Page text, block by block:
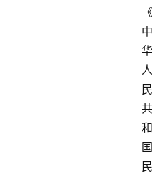
《
中
华
人
民
共
和
国
民